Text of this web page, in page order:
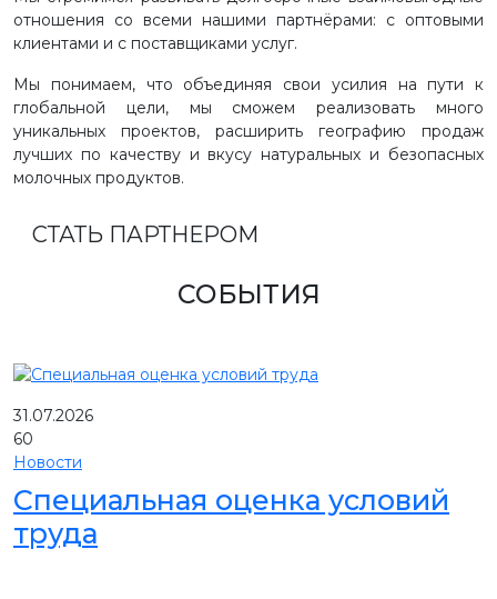
отношения со всеми нашими партнёрами: с оптовыми
клиентами и с поставщиками услуг.
Мы понимаем, что объединяя свои усилия на пути к
глобальной цели, мы сможем реализовать много
уникальных проектов, расширить географию продаж
лучших по качеству и вкусу натуральных и безопасных
молочных продуктов.
СТАТЬ ПАРТНЕРОМ
СОБЫТИЯ
31.07.2026
60
Новости
Специальная оценка условий
труда